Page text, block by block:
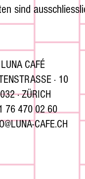
sind
LUNA CAFÉ
· 10
· ZÜRICH
76 470 02 60
CAFE.CH